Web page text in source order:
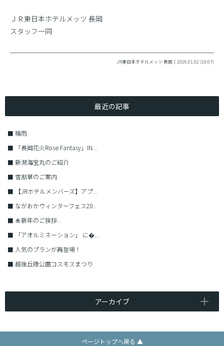
ＪＲ東日本ホテルメッツ 長岡
スタッフ一同
JR東日本ホテルメッツ 長岡｜2026.01.02 (19:07)
最近の記事
■ 梅雨
■
「長岡花火Rose Fantasy」IN...
■ 新潟海宝丸のご紹介
■ 雪割草のご案内
■
【JRホテルメンバーズ】アプ...
■ ながおかウィンターフェス20...
■ 🎍新年のご挨拶...
■
「アオルミネーション」 に�...
■ 人気のプランが再登場！
■ 越後丘陵公園コスモスまつり
アーカイブ
ページトップへ戻る ▲